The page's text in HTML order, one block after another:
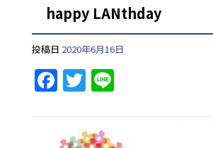
happy LANthday
投稿日 2020年6月16日
F
c
T
itte